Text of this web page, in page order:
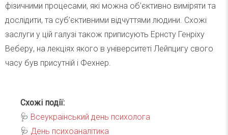
фізичними процесами, які можна об’єктивно виміряти та
дослідити, та суб’єктивними відчуттями людини. Схожі
заслуги у цій галузі також приписують Ернсту Генріху
Веберу, на лекціях якого в університеті Лейпцигу свого
часу був присутній і Фехнер.
Схожі події:
🩺 Всеукраїнський день психолога
🩺 День психоаналітика